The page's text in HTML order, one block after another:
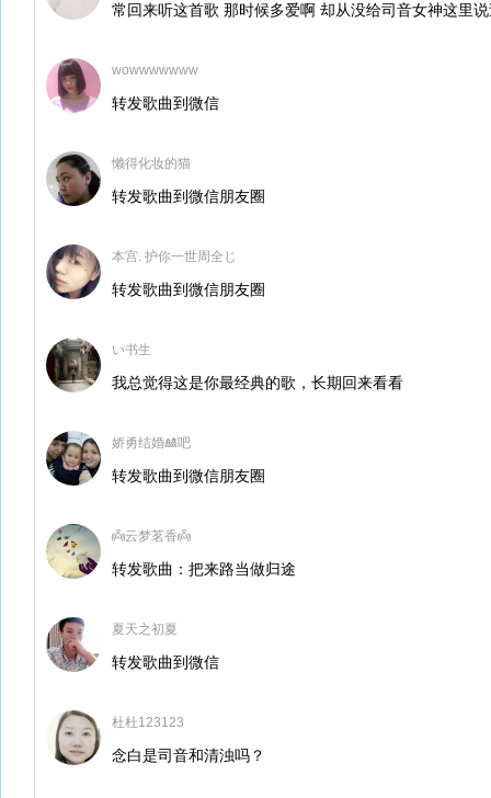
常回来听这首歌 那时候多爱啊 却从没给司音女神这里
wowwwwwww
转发歌曲到微信
懒得化妆的猫
转发歌曲到微信朋友圈
本宫. 护你一世周全じ
转发歌曲到微信朋友圈
い书生
我总觉得这是你最经典的歌，长期回来看看
娇勇结婚🎎吧
转发歌曲到微信朋友圈
👼云梦茗香👼
转发歌曲：把来路当做归途
夏天之初夏
转发歌曲到微信
杜杜123123
念白是司音和清浊吗？